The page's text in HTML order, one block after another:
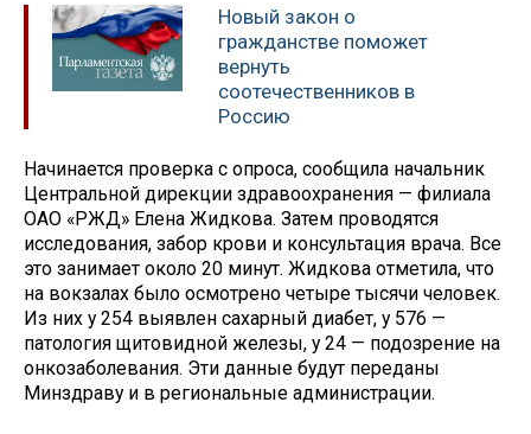
Новый закон о
гражданстве поможет
вернуть
соотечественников в
Россию
Начинается проверка с опроса, сообщила начальник
Центральной дирекции здравоохранения — филиала
ОАО «РЖД» Елена Жидкова. Затем проводятся
исследования, забор крови и консультация врача. Все
это занимает около 20 минут. Жидкова отметила, что
на вокзалах было осмотрено четыре тысячи человек.
Из них у 254 выявлен сахарный диабет, у 576 —
патология щитовидной железы, у 24 — подозрение на
онкозаболевания. Эти данные будут переданы
Минздраву и в региональные администрации.